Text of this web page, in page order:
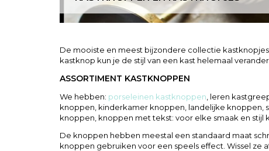
De mooiste en meest bijzondere collectie
kastknop kun je de stijl van een kast helemaal
ASSORTIMENT KASTKNOPPEN
We hebben: porseleinen kastknoppen , leren
knoppen, kinderkamer knoppen, landelijke knoppen,
knoppen, knoppen met tekst: voor elke smaak en stijl
De knoppen hebben meestal een standaard maat
knoppen gebruiken voor een speels effect. Wissel ze